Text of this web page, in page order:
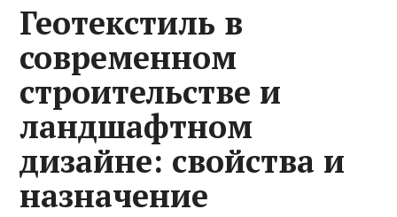
Геотекстиль в
современном
строительстве и
ландшафтном
дизайне: свойства и
назначение